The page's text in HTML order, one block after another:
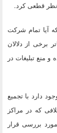
قطعی کرد.
آیا تمام شرکت
برخی از دلالان
منع تبلیغات در
دارد با تجمیع
که در مراکز
بررسی قرار